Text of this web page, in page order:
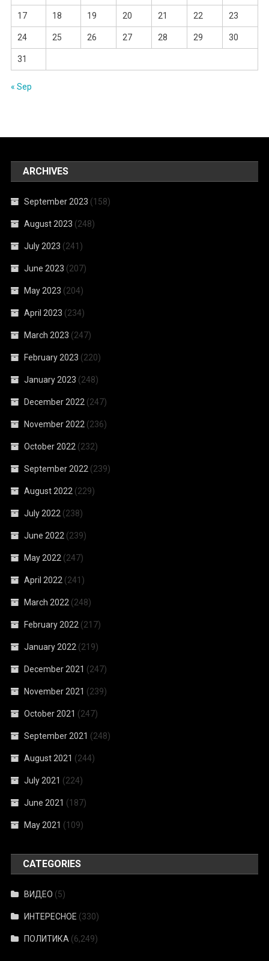
17 18 19 20 21 22 23
24 25 26 27 28 29 30
31
« Sep
ARCHIVES
September 2023 (158)
August 2023 (248)
July 2023 (241)
June 2023 (207)
May 2023 (204)
April 2023 (234)
March 2023 (247)
February 2023 (220)
January 2023 (248)
December 2022 (247)
November 2022 (236)
October 2022 (232)
September 2022 (239)
August 2022 (229)
July 2022 (238)
June 2022 (239)
May 2022 (247)
April 2022 (241)
March 2022 (248)
February 2022 (217)
January 2022 (219)
December 2021 (247)
November 2021 (239)
October 2021 (247)
September 2021 (248)
August 2021 (244)
July 2021 (224)
June 2021 (187)
May 2021 (109)
CATEGORIES
ВИДЕО (5)
ИНТЕРЕСНОЕ (330)
ПОЛИТИКА (6,249)